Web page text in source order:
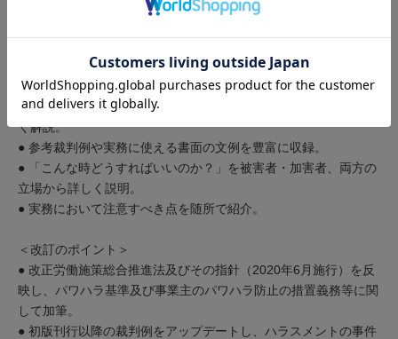
＜本書のポイント＞
● 実務の現場をよく知る執筆陣が、相談事例 をもとにわかりやす
く解説。
● 参考裁判例や実務に使える書面の文例を豊富に収録。
● 「こんな時どうすればいいのか？」を被害者・加害者、両方の
立場から詳しく説明。
● 実務において注意すべき点を随所で紹介。
＜改訂のポイント＞
● 改正労働施策総合推進法及びその指針（2020年6月施行）を反
映し、パワハラ基準及び事業主のパワハラ防止の措置義務等に関
して加筆。
● 初版刊行以降の裁判例をアップデートし、ハラスメントの事件